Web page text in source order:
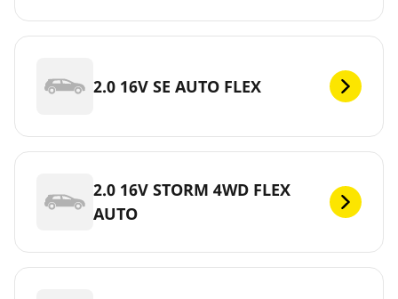
2.0 16V SE AUTO FLEX
2.0 16V STORM 4WD FLEX
AUTO